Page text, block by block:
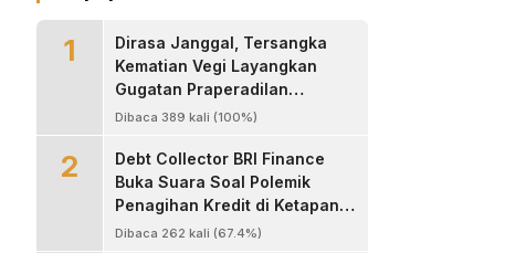
1
Dirasa Janggal, Tersangka
Kematian Vegi Layangkan
Gugatan Praperadilan
Kapolres Landak
Dibaca 389 kali (100%)
2
Debt Collector BRI Finance
Buka Suara Soal Polemik
Penagihan Kredit di Ketapang,
Bantah Tuduhan
Dibaca 262 kali (67.4%)